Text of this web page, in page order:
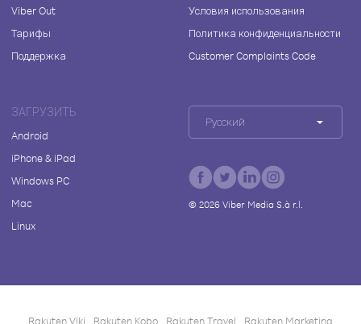
Viber Out
Тарифы
Поддержка
Условия использования
Политика конфиденциальности
Customer Complaints Code
ЗАГРУЗИТЬ
Android
iPhone & iPad
Windows PC
Mac
Linux
Русский
© 2026Viber Media S.à r.l.
Rakuten Viki Rakuten Kobo Rakuten Travel Rakuten Marketing